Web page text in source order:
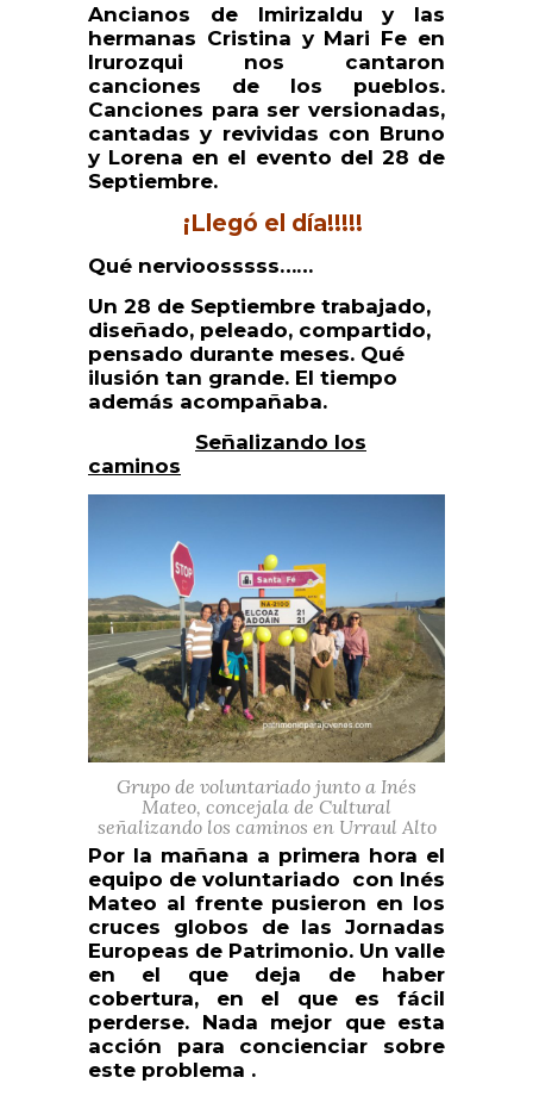
Ancianos de Imirizaldu y las
hermanas Cristina y Mari Fe en
Irurozqui nos cantaron
canciones de los pueblos.
Canciones para ser versionadas,
cantadas y revividas con Bruno
y Lorena en el evento del 28 de
Septiembre.
¡Llegó el día!!!!!
Qué nervioosssss……
Un 28 de Septiembre trabajado,
diseñado, peleado, compartido,
pensado durante meses. Qué
ilusión tan grande. El tiempo
además acompañaba.
Señalizando los
caminos
Grupo de voluntariado junto a Inés
Mateo, concejala de Cultural
señalizando los caminos en Urraul Alto
Por la mañana a primera hora el
equipo de voluntariado con Inés
Mateo al frente pusieron en los
cruces globos de las Jornadas
Europeas de Patrimonio. Un valle
en el que deja de haber
cobertura, en el que es fácil
perderse. Nada mejor que esta
acción para concienciar sobre
este problema .